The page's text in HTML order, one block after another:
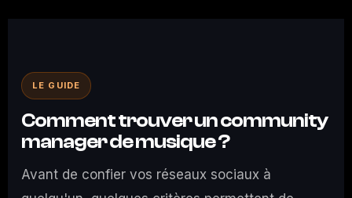
LE GUIDE
Comment trouver un community
manager de musique ?
Avant de confier vos réseaux sociaux à